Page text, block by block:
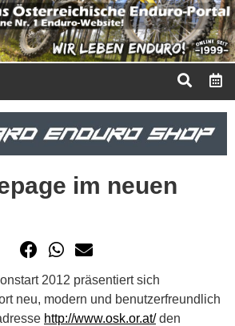
im neuen
2012 präsentiert sich
neu, modern und benutzerfreundlich
http://www.osk.or.at/den